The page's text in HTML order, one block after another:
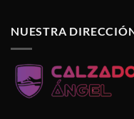
NUESTRA